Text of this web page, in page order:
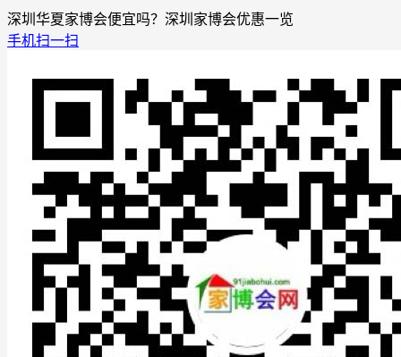
深圳华夏家博会便宜吗？深圳家博会优惠一览
手机扫一扫